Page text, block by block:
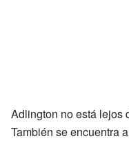
Adlington no está lejos
También se encuentra